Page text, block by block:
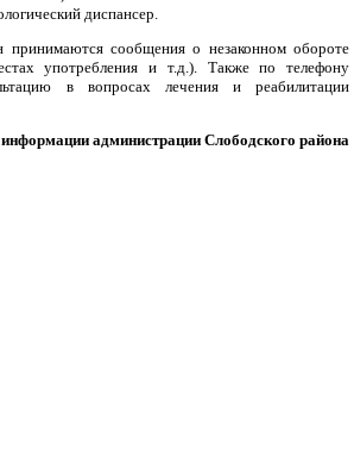
диспансер.
сообщения о незаконном обороте
употребления и т.д.). Также по телефону
в вопросах лечения и реабилитации
администрации Слободского района